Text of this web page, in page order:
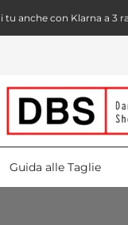
anche con Klarna a 3 rate
Guida alle Taglie